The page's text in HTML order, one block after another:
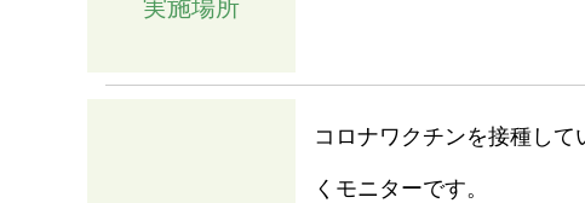
実施場所
コロナワクチンを接種し
くモニターです。